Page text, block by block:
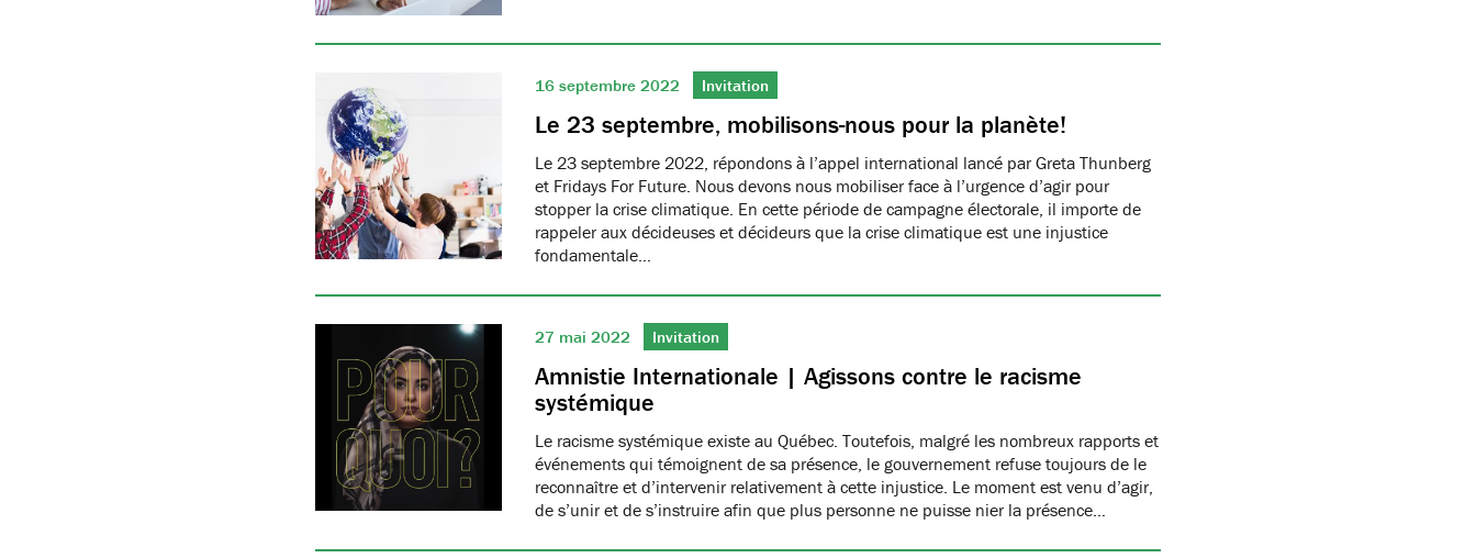
16 septembre 2022 Invitation
Le 23 septembre, mobilisons-nous pour la planète!
Le 23 septembre 2022, répondons à l’appel international lancé par Greta Thunberg
et Fridays For Future. Nous devons nous mobiliser face à l’urgence d’agir pour
stopper la crise climatique. En cette période de campagne électorale, il importe de
rappeler aux décideuses et décideurs que la crise climatique est une injustice
fondamentale…
27 mai 2022 Invitation
Amnistie Internationale | Agissons contre le racisme
systémique
Le racisme systémique existe au Québec. Toutefois, malgré les nombreux rapports et
événements qui témoignent de sa présence, le gouvernement refuse toujours de le
reconnaître et d’intervenir relativement à cette injustice. Le moment est venu d’agir,
de s’unir et de s’instruire afin que plus personne ne puisse nier la présence…